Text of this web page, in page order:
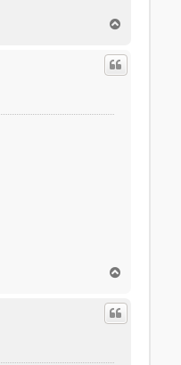
r
b
r
b